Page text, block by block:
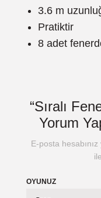
3.6 m
Pratiktir
8 adet
“Sıralı
Yorum
E-posta
OYUNUZ